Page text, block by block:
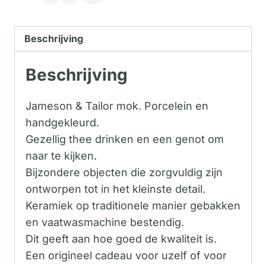
Beschrijving
Beschrijving
Jameson & Tailor mok. Porcelein en
handgekleurd.
Gezellig thee drinken en een genot om
naar te kijken.
Bijzondere objecten die zorgvuldig zijn
ontworpen tot in het kleinste detail.
Keramiek op traditionele manier gebakken
en vaatwasmachine bestendig.
Dit geeft aan hoe goed de kwaliteit is.
Een origineel cadeau voor uzelf of voor